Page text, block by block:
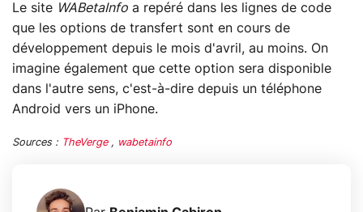
Le site WABetaInfo a repéré dans les lignes de code
que les options de transfert sont en cours de
développement depuis le mois d'avril, au moins. On
imagine également que cette option sera disponible
dans l'autre sens, c'est-à-dire depuis un téléphone
Android vers un iPhone.
Sources : TheVerge, wabetainfo